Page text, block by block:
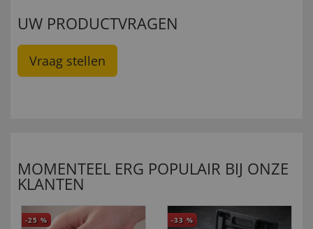
UW PRODUCTVRAGEN
Vraag stellen
MOMENTEEL ERG POPULAIR BIJ ONZE
KLANTEN
-25 % -33 %